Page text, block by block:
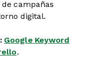
campañas
digital.
Google Keyword
.